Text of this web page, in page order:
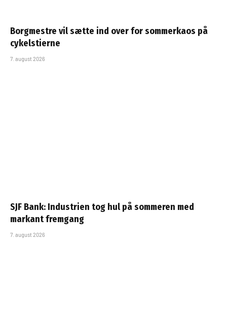
Borgmestre vil sætte ind over for sommerkaos på
cykelstierne
7. august 2026
SJF Bank: Industrien tog hul på sommeren med
markant fremgang
7. august 2026